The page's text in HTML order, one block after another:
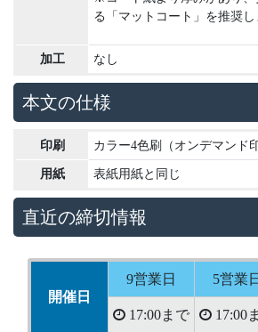
る「マットコート」を推奨し
加工 なし
本文の仕様
印刷
カラー4色刷（オンデマンド
用紙
表紙用紙と同じ
直近の締切情報
開催日
9営業日 5営業日
17:00まで 17:00